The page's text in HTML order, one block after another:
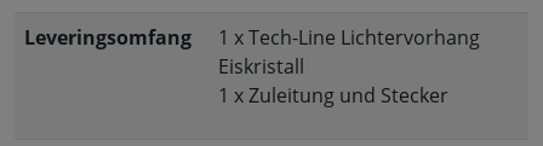
Leveringsomfang
1 x Tech-Line Lichtervorhang
Eiskristall
1 x Zuleitung und Stecker